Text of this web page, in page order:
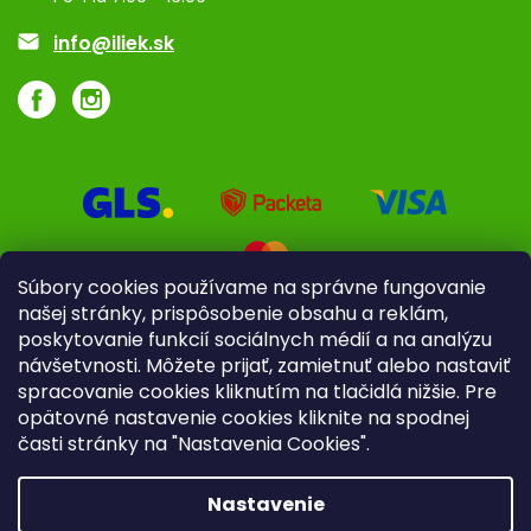
Súbory cookies používame na správne fungovanie
našej stránky, prispôsobenie obsahu a reklám,
poskytovanie funkcií sociálnych médií a na analýzu
návšetvnosti. Môžete prijať, zamietnuť alebo nastaviť
spracovanie cookies kliknutím na tlačidlá nižšie. Pre
opätovné nastavenie cookies kliknite na spodnej
časti stránky na "Nastavenia Cookies".
Nastavenie
info@iliek.sk
Pre firmy Poradenstvo
iliek.sk. Všetky práva vyhradené.